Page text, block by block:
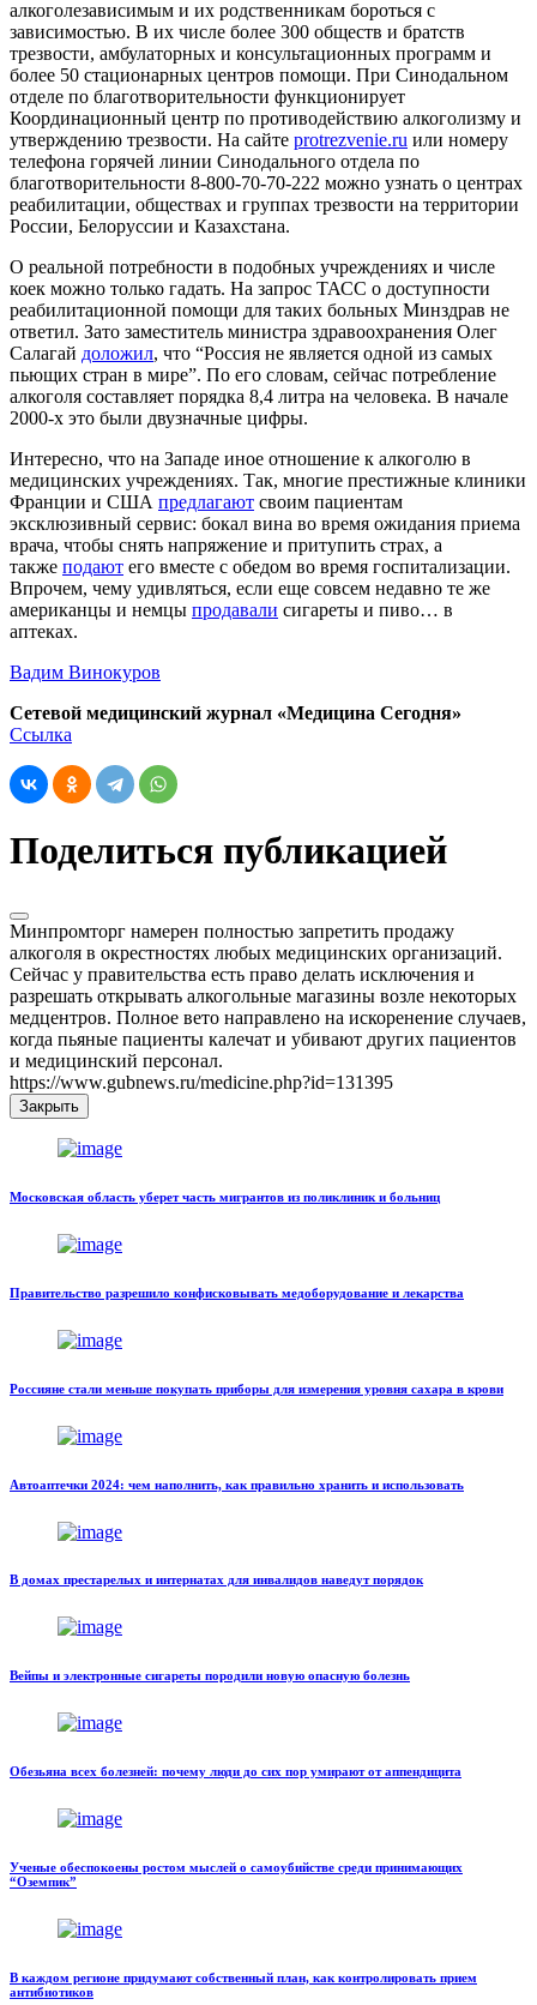
алкоголезависимым и их родственникам бороться с
зависимостью. В их числе более 300 обществ и братств
трезвости, амбулаторных и консультационных программ и
более 50 стационарных центров помощи. При Синодальном
отделе по благотворительности функционирует
Координационный центр по противодействию алкоголизму и
утверждению трезвости. На сайте protrezvenie.ru или номеру
телефона горячей линии Синодального отдела по
благотворительности 8-800-70-70-222 можно узнать о центрах
реабилитации, обществах и группах трезвости на территории
России, Белоруссии и Казахстана.
О реальной потребности в подобных учреждениях и числе
коек можно только гадать. На запрос ТАСС о доступности
реабилитационной помощи для таких больных Минздрав не
ответил. Зато заместитель министра здравоохранения Олег
Салагай доложил, что “Россия не является одной из самых
пьющих стран в мире”. По его словам, сейчас потребление
алкоголя составляет порядка 8,4 литра на человека. В начале
2000-х это были двузначные цифры.
Интересно, что на Западе иное отношение к алкоголю в
медицинских учреждениях. Так, многие престижные клиники
Франции и США предлагают своим пациентам
эксклюзивный сервис: бокал вина во время ожидания приема
врача, чтобы снять напряжение и притупить страх, а
также подают его вместе с обедом во время госпитализации.
Впрочем, чему удивляться, если еще совсем недавно те же
американцы и немцы продавали сигареты и пиво… в
аптеках.
Вадим Винокуров
Сетевой медицинский журнал «Медицина Сегодня»
Ссылка
Поделиться публикацией
Минпромторг намерен полностью запретить продажу
алкоголя в окрестностях любых медицинских организаций.
Сейчас у правительства есть право делать исключения и
разрешать открывать алкогольные магазины возле некоторых
медцентров. Полное вето направлено на искоренение случаев,
когда пьяные пациенты калечат и убивают других пациентов
и медицинский персонал.
https://www.gubnews.ru/medicine.php?id=131395
Закрыть
Московская область уберет часть мигрантов из поликлиник и больниц
Правительство разрешило конфисковывать медоборудование и лекарства
Россияне стали меньше покупать приборы для измерения уровня сахара в крови
Автоаптечки 2024: чем наполнить, как правильно хранить и использовать
В домах престарелых и интернатах для инвалидов наведут порядок
Вейпы и электронные сигареты породили новую опасную болезнь
Обезьяна всех болезней: почему люди до сих пор умирают от аппендицита
Ученые обеспокоены ростом мыслей о самоубийстве среди принимающих
“Оземпик”
В каждом регионе придумают собственный план, как контролировать прием
антибиотиков